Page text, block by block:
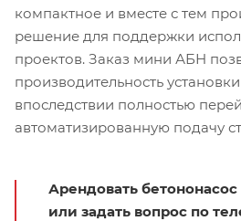
компактное и вместе с тем
решение для поддержки
проектов. Заказ мини АБН
производительность
впоследствии полностью
автоматизированную подачу
Арендовать
или задать вопрос по